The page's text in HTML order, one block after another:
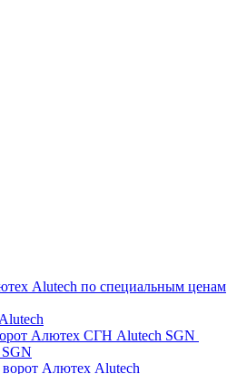
Alutech по специальным ценам
Алютех СГН Alutech SGN
ворот Алютех Alutech